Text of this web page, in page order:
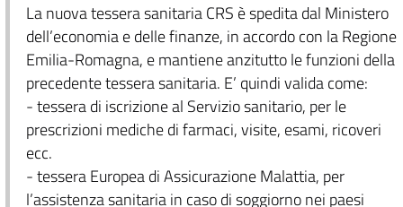
La nuova tessera sanitaria CRS è spedita dal Ministero
dell’economia e delle finanze, in accordo con la Regione
Emilia-Romagna, e mantiene anzitutto le funzioni della
precedente tessera sanitaria. E’ quindi valida come:
- tessera di iscrizione al Servizio sanitario, per le
prescrizioni mediche di farmaci, visite, esami, ricoveri
ecc.
- tessera Europea di Assicurazione Malattia, per
l’assistenza sanitaria in caso di soggiorno nei paesi